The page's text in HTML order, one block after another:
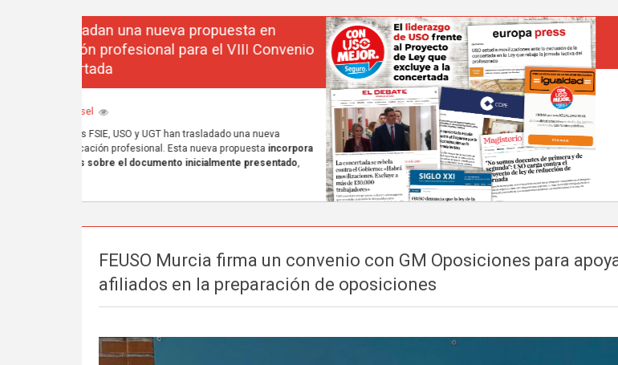
La prensa nacional se hace eco del
frente al Proyecto de Ley que
06 de Mayo, publicado enCarrusel
La tramitación del Proyecto de Ley de reducción de
profesorado ha comenzado a ocupar espacio en los
comunicación nacionales.FEUSO ha sido el primer
frente para denunciar...
FEUSO Murcia firma un convenio con GM Oposiciones para
afiliados en la preparación de oposiciones